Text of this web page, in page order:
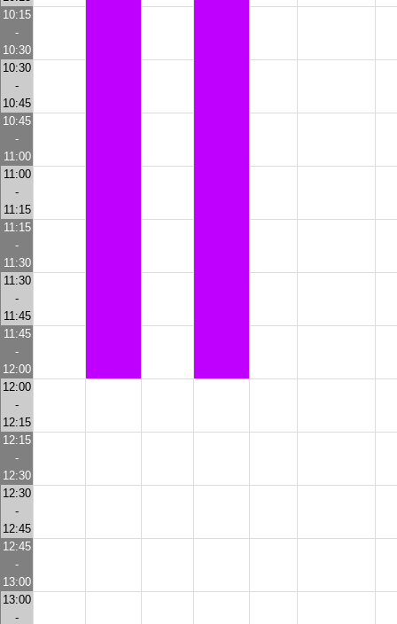
10:15
-
10:30
10:30
-
10:45
10:45
-
11:00
11:00
-
11:15
11:15
-
11:30
11:30
-
11:45
11:45
-
12:00
12:00
-
12:15
12:15
-
12:30
12:30
-
12:45
12:45
-
13:00
13:00
-